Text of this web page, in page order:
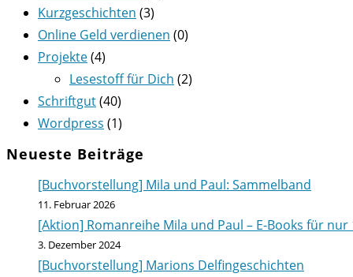
Kurzgeschichten (3)
Online Geld verdienen (0)
Projekte(4)
Lesestoff für Dich (2)
Schriftgut(40)
Wordpress (1)
Neueste Beiträge
[Buchvorstellung] Mila und Paul: Sammelband
11. Februar 2026
[Aktion] Romanreihe Mila und Paul – E-Books für nur
3. Dezember 2024
[Buchvorstellung] Marions Delfingeschichten